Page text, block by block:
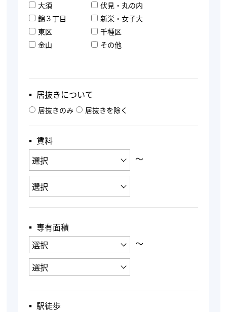
大須
伏見・丸の内
錦３丁目
新栄・女子大
東区
千種区
金山
その他
▪︎ 居抜きについて
居抜きのみ 居抜きを除く
▪︎ 賃料
〜
▪︎ 専有面積
〜
▪︎ 駅徒歩